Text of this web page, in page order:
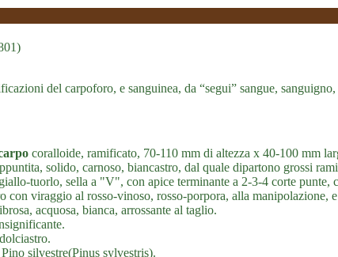
del carpoforo, e sanguinea, da “segui” sangue,
coralloide, ramificato, 70-110 mm di altezza x 40-100 mm
solido, carnoso, biancastro, dal quale dipartono grossi
tuorlo, sella a "V", con apice terminante a 2-3-4 corte punte,
con viraggio al rosso-vinoso, rosso-porpora, alla manipolazione,
acquosa, bianca, arrossante al taglio.
dolciastro.
Pino silvestre(Pinus sylvestris).